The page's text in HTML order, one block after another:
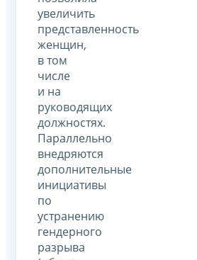
увеличить
представленность
женщин,
в том
числе
и на
руководящих
должностях.
Параллельно
внедряются
дополнительные
инициативы
по
устранению
гендерного
разрыва